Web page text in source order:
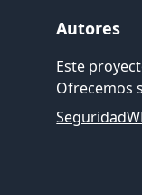
Autores
Este
Ofrecemos